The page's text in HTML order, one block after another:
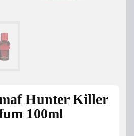
Hunter Killer
100ml